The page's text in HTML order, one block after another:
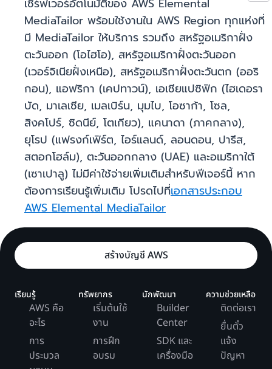
เซิร์ฟเวอร์อัตโนมัติของ AWS Elemental
MediaTailor พร้อมใช้งานใน AWS Region ทุกแห่งที่
มี MediaTailor ให้บริการ รวมถึง สหรัฐอเมริกาฝั่ง
ตะวันออก (โอไฮโอ), สหรัฐอเมริกาฝั่งตะวันออก
(เวอร์จิเนียฝั่งเหนือ), สหรัฐอเมริกาฝั่งตะวันตก (ออริ
กอน), แอฟริกา (เคปทาวน์), เอเชียแปซิฟิก (ไฮเดอรา
บัด, มาเลเซีย, เมลเบิร์น, มุมไบ, โอซาก้า, โซล,
สิงคโปร์, ซิดนีย์, โตเกียว), แคนาดา (ภาคกลาง),
ยุโรป (แฟรงก์เฟิร์ต, ไอร์แลนด์, ลอนดอน, ปารีส,
สตอกโฮล์ม), ตะวันออกกลาง (UAE) และอเมริกาใต้
(เซาเปาลู) ไม่มีค่าใช้จ่ายเพิ่มเติมสำหรับฟีเจอร์นี้ หาก
ต้องการเรียนรู้เพิ่มเติม โปรดไปที่เอกสารประกอบ
AWS Elemental MediaTailor
สร้างบัญชี AWS
เรียนรู้
AWS คือ
อะไร
การ
ประมวล
ทรัพยากร
เริ่มต้นใช้
งาน
การฝึก
อบรม
นักพัฒนา
Builder
Center
SDK และ
เครื่องมือ
ความช่วยเหลือ
ติดต่อเรา
ยื่นตั๋ว
แจ้ง
ปัญหา